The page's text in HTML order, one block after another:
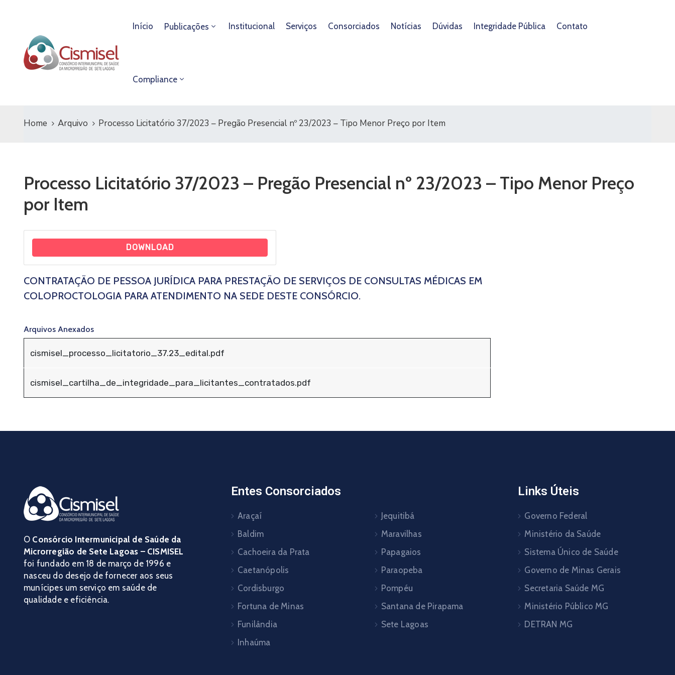
Início Publicações Institucional Serviços Consorciados Notícias Dúvidas Integridade Pública Contato
Compliance
Home Arquivo Processo Licitatório 37/2023 – Pregão Presencial nº 23/2023 – Tipo Menor Preço por Item
Processo Licitatório 37/2023 – Pregão Presencial nº 23/2023 – Tipo Menor Preço
por Item
DOWNLOAD
CONTRATAÇÃO DE PESSOA JURÍDICA PARA PRESTAÇÃO DE SERVIÇOS DE CONSULTAS MÉDICAS EM
COLOPROCTOLOGIA PARA ATENDIMENTO NA SEDE DESTE CONSÓRCIO.
Arquivos Anexados
cismisel_processo_licitatorio_37.23_edital.pdf
cismisel_cartilha_de_integridade_para_licitantes_contratados.pdf
O Consórcio Intermunicipal de Saúde da
Microrregião de Sete Lagoas – CISMISEL
foi fundado em 18 de março de 1996 e
nasceu do desejo de fornecer aos seus
munícipes um serviço em saúde de
qualidade e eficiência.
Entes Consorciados
Araçaí
Baldim
Cachoeira da Prata
Caetanópolis
Cordisburgo
Fortuna de Minas
Funilândia
Inhaúma
Jequitibá
Maravilhas
Papagaios
Paraopeba
Pompéu
Santana de Pirapama
Sete Lagoas
Links Úteis
Governo Federal
Ministério da Saúde
Sistema Único de Saúde
Governo de Minas Gerais
Secretaria Saúde MG
Ministério Público MG
DETRAN MG